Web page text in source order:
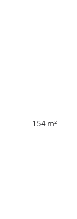
154 m²